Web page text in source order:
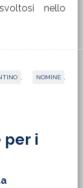
nello
NOMINE
per i